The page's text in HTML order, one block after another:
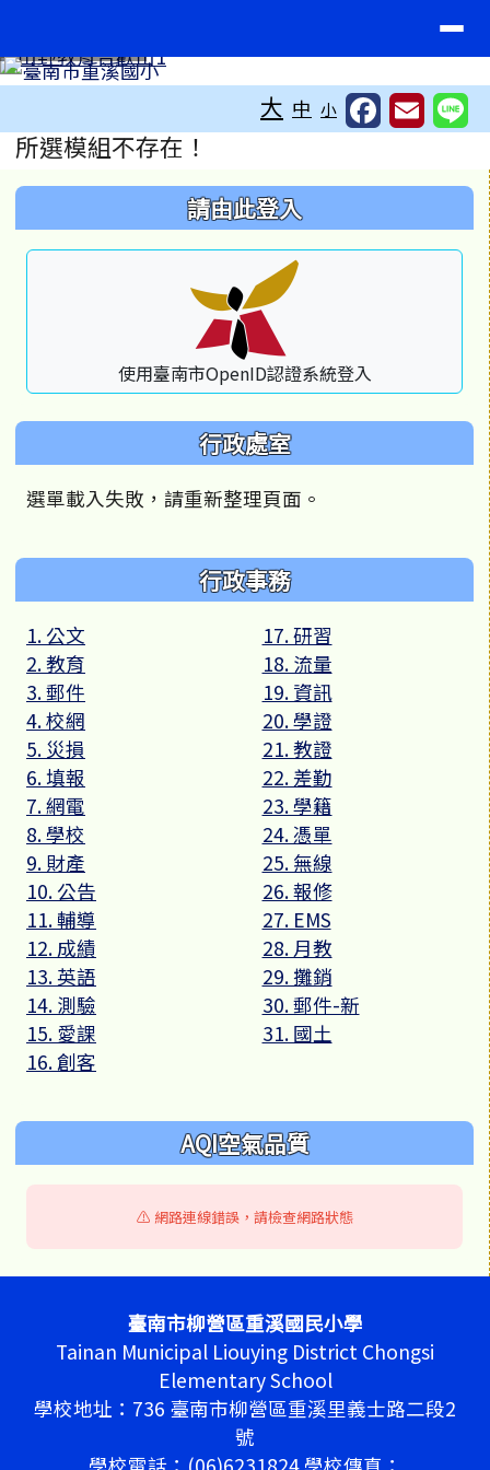
⏸
大 中 小
主內容區域
所選模組不存在！
左邊區域內容 請由此登入
使用臺南市OpenID認證系統登入
行政處室
選單載入失敗，請重新整理頁面。
行政事務
1. 公文
2. 教育
3. 郵件
4. 校網
5. 災損
6. 填報
7. 網電
8. 學校
9. 財產
10. 公告
11. 輔導
12. 成績
13. 英語
14. 測驗
15. 愛課
16. 創客
17. 研習
18. 流量
19. 資訊
20. 學證
21. 教證
22. 差勤
23. 學籍
24. 憑單
25. 無線
26. 報修
27. EMS
28. 月教
29. 攤銷
30. 郵件-新
31. 國土
AQI空氣品質
⚠️ 網路連線錯誤，請檢查網路狀態
頁尾區域
頁尾區域內容臺南市柳營區重溪國民小學
Tainan Municipal Liouying District Chongsi
Elementary School
學校地址：736 臺南市柳營區重溪里義士路二段2
號